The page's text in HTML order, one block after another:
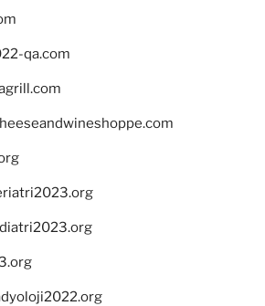
qa.com